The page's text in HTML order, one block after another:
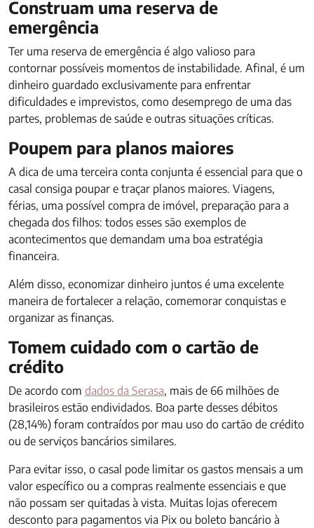
Construam uma reserva de
emergência
Ter uma reserva de emergência é algo valioso para
contornar possíveis momentos de instabilidade. Afinal, é um
dinheiro guardado exclusivamente para enfrentar
dificuldades e imprevistos, como desemprego de uma das
partes, problemas de saúde e outras situações críticas.
Poupem para planos maiores
A dica de uma terceira conta conjunta é essencial para que o
casal consiga poupar e traçar planos maiores. Viagens,
férias, uma possível compra de imóvel, preparação para a
chegada dos filhos: todos esses são exemplos de
acontecimentos que demandam uma boa estratégia
financeira.
Além disso, economizar dinheiro juntos é uma excelente
maneira de fortalecer a relação, comemorar conquistas e
organizar as finanças.
Tomem cuidado com o cartão de
crédito
De acordo com dados da Serasa, mais de 66 milhões de
brasileiros estão endividados. Boa parte desses débitos
(28,14%) foram contraídos por mau uso do cartão de crédito
ou de serviços bancários similares.
Para evitar isso, o casal pode limitar os gastos mensais a um
valor específico ou a compras realmente essenciais e que
não possam ser quitadas à vista. Muitas lojas oferecem
desconto para pagamentos via Pix ou boleto bancário à